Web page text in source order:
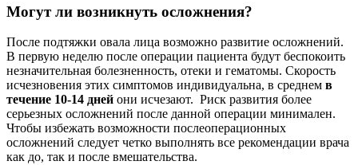
Могут ли возникнуть осложнения?
После подтяжки овала лица возможно развитие осложнений.
В первую неделю после операции пациента будут беспокоить
незначительная болезненность, отеки и гематомы. Скорость
исчезновения этих симптомов индивидуальна, в среднем в
течение 10-14 дней они исчезают. Риск развития более
серьезных осложнений после данной операции минимален.
Чтобы избежать возможности послеоперационных
осложнений следует четко выполнять все рекомендации врача
как до, так и после вмешательства.